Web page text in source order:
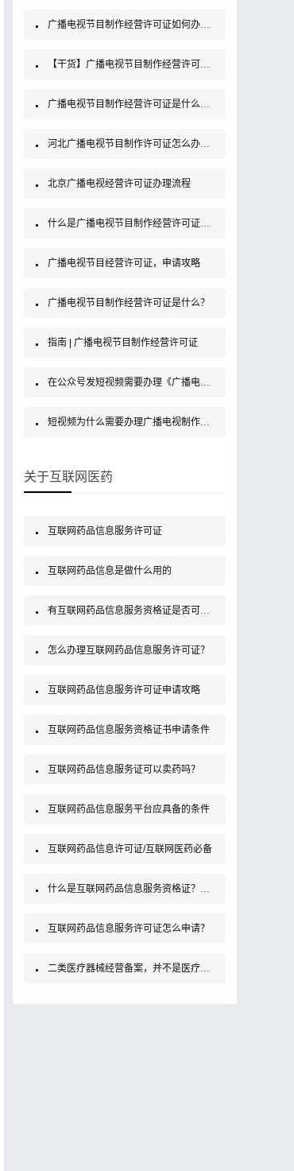
广播电视节目制作经营许可证如何办理？
【干货】广播电视节目制作经营许可证如何办理？
广播电视节目制作经营许可证是什么证？办理条件及材料
河北广播电视节目制作许可证怎么办理，需要准备什么材料？
北京广播电视经营许可证办理流程
什么是广播电视节目制作经营许可证？如何办理？
广播电视节目经营许可证，申请攻略
广播电视节目制作经营许可证是什么？
指南 | 广播电视节目制作经营许可证
在公众号发短视频需要办理《广播电视制作经营许可证》吗？
短视频为什么需要办理广播电视制作经营许可证？
关于互联网医药
互联网药品信息服务许可证
互联网药品信息是做什么用的
有互联网药品信息服务资格证是否可以销售药品？
怎么办理互联网药品信息服务许可证？
互联网药品信息服务许可证申请攻略
互联网药品信息服务资格证书申请条件
互联网药品信息服务证可以卖药吗？
互联网药品信息服务平台应具备的条件
互联网药品信息许可证/互联网医药必备
什么是互联网药品信息服务资格证？如何办理？
互联网药品信息服务许可证怎么申请？
二类医疗器械经营备案，并不是医疗器械经营许可证！大家要知道哦！